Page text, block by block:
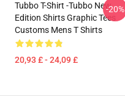
Tubbo T-Shirt -Tubbo New
Edition Shirts Graphic Tees
Customs Mens T Shirts
20,93 £ - 24,09 £
-20%